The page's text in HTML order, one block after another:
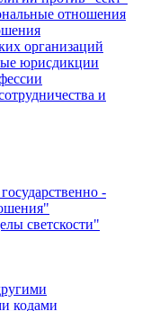
отношения
организаций
юрисдикции
и
-
светскости"
кодами